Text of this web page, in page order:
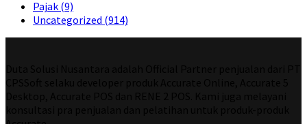
Pajak (9)
Uncategorized (914)